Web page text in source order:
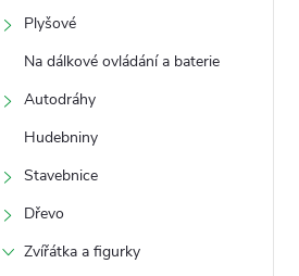
Plyšové
Na dálkové ovládání a baterie
Autodráhy
Hudebniny
Stavebnice
Dřevo
Zvířátka a figurky